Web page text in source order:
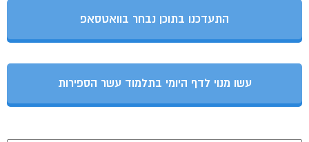
התעדכנו בתוכן נבחר בוואטסאפ
עשו מנוי לדף היומי בתלמוד עשר הספירות